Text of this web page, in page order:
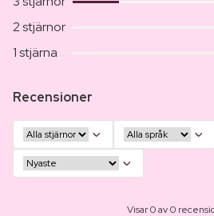
2 stjärnor
1 stjärna
Recensioner
Visar 0 av 0